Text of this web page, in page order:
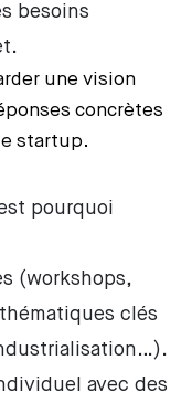
besoins
une vision
concrètes
startup.
pourquoi
(workshops,
clés
avec des